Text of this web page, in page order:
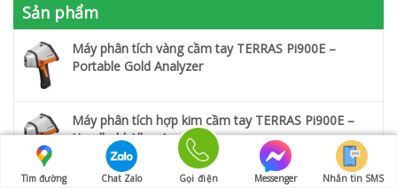
Sản phẩm
Máy phân tích vàng cầm tay TERRAS Pi900E –
Portable Gold Analyzer
Máy phân tích hợp kim cầm tay TERRAS Pi900E –
Handheld Alloy Analyzer
Tìm đường Chat Zalo Gọi điện Messenger Nhắn tin SMS